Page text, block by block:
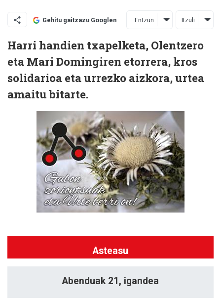
Gehitu gaitzazu Googlen Entzun Itzuli
Harri handien txapelketa, Olentzero
eta Mari Domingiren etorrera, kros
solidarioa eta urrezko aizkora, urtea
amaitu bitarte.
Asteasu
Abenduak 21, igandea